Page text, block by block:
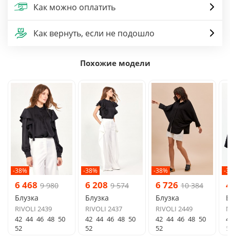
Как можно оплатить
Как вернуть, если не подошло
Похожие модели
-38%
6 468 9 980
Блузка
RIVOLI 2439
42 44 46 48 50
52
-38%
6 208 9 574
Блузка
RIVOLI 2437
42 44 46 48 50
52
-38%
6 726 10 384
Блузка
RIVOLI 2449
42 44 46 48 50
52
-